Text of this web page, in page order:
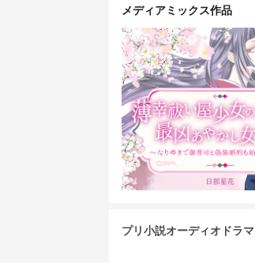
メディアミックス作品
プリ小説オーディオドラマ